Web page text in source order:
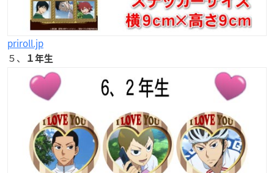
priroll.jp
５、
１年生